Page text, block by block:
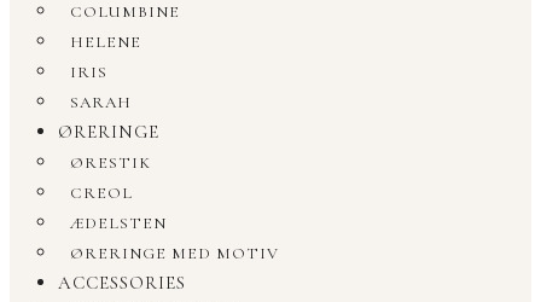
COLUMBINE
HELENE
IRIS
SARAH
ØRERINGE
ØRESTIK
CREOL
ÆDELSTEN
ØRERINGE MED MOTIV
ACCESSORIES